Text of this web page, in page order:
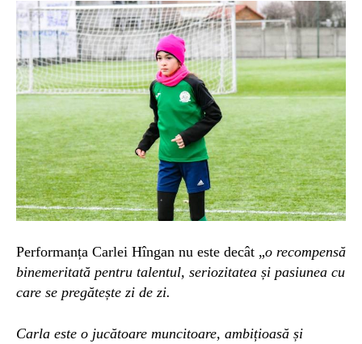
Performanța Carlei Hîngan nu este decât „o recompensă
binemeritată pentru talentul, seriozitatea și pasiunea cu
care se pregătește zi de zi.
Carla este o jucătoare muncitoare, ambițioasă și